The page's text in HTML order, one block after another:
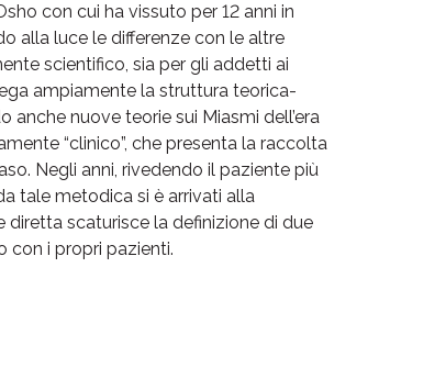
con cui ha vissuto per 12 anni in
alla luce le differenze con le altre
scientifico, sia per gli addetti ai
ampiamente la struttura teorica-
anche nuove teorie sui Miasmi dell’era
“clinico”, che presenta la raccolta
Negli anni, rivedendo il paziente più
tale metodica si è arrivati alla
scaturisce la definizione di due
con i propri pazienti.